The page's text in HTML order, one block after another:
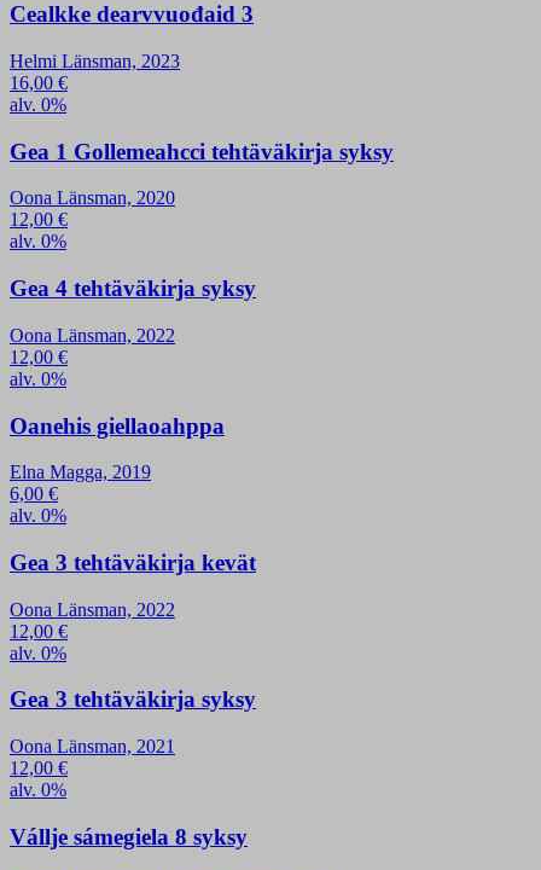
Cealkke dearvvuođaid 3
Helmi Länsman, 2023
16,00 €
alv. 0%
Gea 1 Gollemeahcci tehtäväkirja syksy
Oona Länsman, 2020
12,00 €
alv. 0%
Gea 4 tehtäväkirja syksy
Oona Länsman, 2022
12,00 €
alv. 0%
Oanehis giellaoahppa
Elna Magga, 2019
6,00 €
alv. 0%
Gea 3 tehtäväkirja kevät
Oona Länsman, 2022
12,00 €
alv. 0%
Gea 3 tehtäväkirja syksy
Oona Länsman, 2021
12,00 €
alv. 0%
Vállje sámegiela 8 syksy